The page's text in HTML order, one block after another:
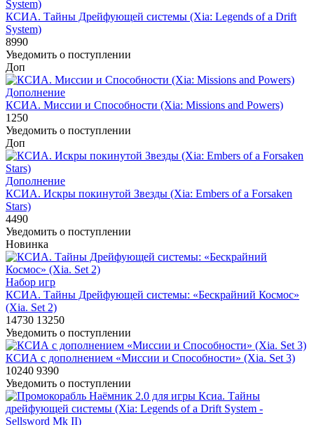
КСИА. Тайны Дрейфующей системы (Xia: Legends of a Drift
System)
8990
Уведомить о поступлении
Доп
Дополнение
КСИА. Миссии и Способности (Xia: Missions and Powers)
1250
Уведомить о поступлении
Доп
Дополнение
КСИА. Искры покинутой Звезды (Xia: Embers of a Forsaken
Stars)
4490
Уведомить о поступлении
Новинка
Набор игр
КСИА. Тайны Дрейфующей системы: «Бескрайний Космос»
(Xia. Set 2)
14730 13250
Уведомить о поступлении
КСИА с дополнением «Миссии и Способности» (Xia. Set 3)
10240 9390
Уведомить о поступлении